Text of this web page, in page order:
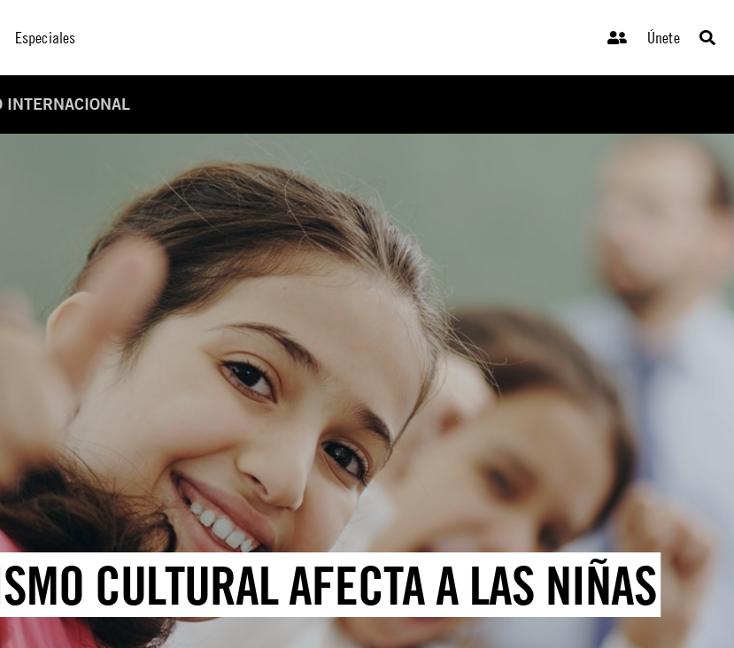
Especiales Únete
INTERNACIONAL
CULTURAL AFECTA A LAS NIÑAS